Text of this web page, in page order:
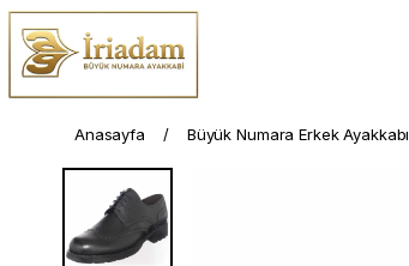
Anasayfa Büyük Numara Erkek Ayakkabı